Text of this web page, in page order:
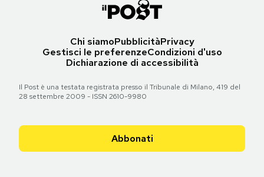
Chi siamoPubblicitàPrivacy
Gestisci le preferenzeCondizioni d'uso
Dichiarazione di accessibilità
Il Post è una testata registrata presso il Tribunale di Milano, 419 del
28 settembre 2009 - ISSN 2610-9980
Abbonati